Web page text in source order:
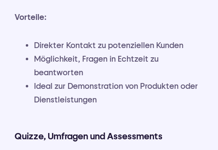
Vorteile:
Direkter Kontakt zu potenziellen Kunden
Möglichkeit, Fragen in Echtzeit zu
beantworten
Ideal zur Demonstration von Produkten oder
Dienstleistungen
Quizze, Umfragen und Assessments